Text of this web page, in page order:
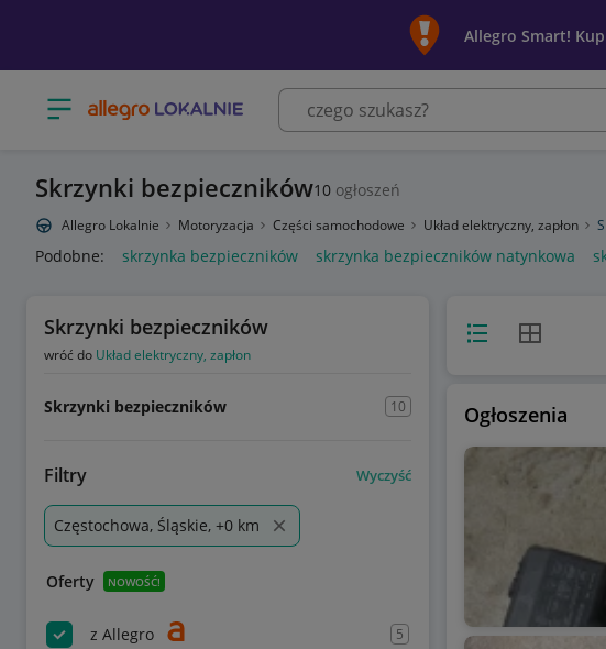
Allegro Smart!
Otwórz menu z kategoriami
Skrzynki bezpieczników10 ogłoszeń
Allegro Lokalnie Motoryzacja Części samochodowe Układ elektryczny, zapłon
Podobne: skrzynka bezpieczników skrzynka bezpieczników natynkowa
Skrzynki bezpieczników
wróć do Układ elektryczny, zapłon
Skrzynki bezpieczników 10
Filtry Wyczyść
Częstochowa, Śląskie, +0 km
Oferty NOWOŚĆ!
z Allegro 5
Widok listyWidok siatki
Ogłoszenia